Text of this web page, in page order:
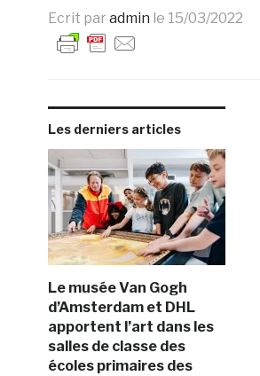
Ecrit par admin le 15/03/2022
Les derniers articles
Le musée Van Gogh
d’Amsterdam et DHL
apportent l’art dans les
salles de classe des
écoles primaires des